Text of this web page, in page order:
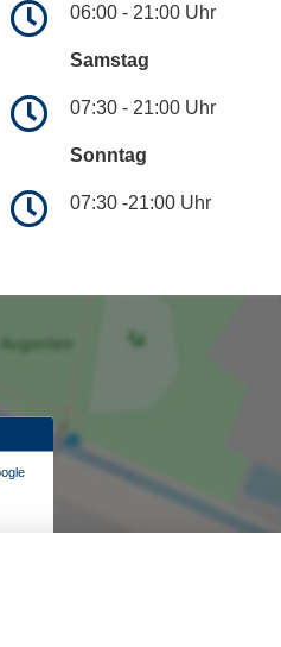
06:00 - 21:00 Uhr
Samstag
07:30 - 21:00 Uhr
Sonntag
07:30 -21:00 Uhr